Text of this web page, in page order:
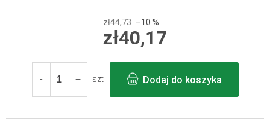
zł44,73 –10 %
zł40,17
jednostkowa:
szt
Dodaj do koszyka